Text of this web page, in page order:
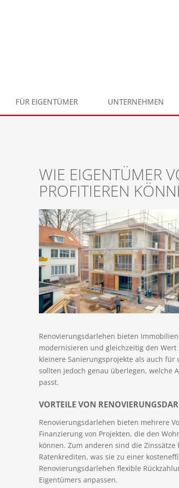
FÜR EIGENTÜMER UNTERNEHMEN
WIE EIGENTÜMER
PROFITIEREN
Renovierungsdarlehen bieten
modernisieren und gleichzeitig den
kleinere Sanierungsprojekte als auch
sollten jedoch genau überlegen, welche
passt.
VORTEILE VON
Renovierungsdarlehen bieten mehrere
Finanzierung von Projekten, die den
können. Zum anderen sind die
Ratenkrediten, was sie zu einer
Renovierungsdarlehen flexible
Eigentümers anpassen.